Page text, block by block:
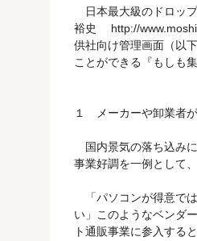
日本最大級のドロッ
裕史 http://
供社向け管理画面（以
ことができる『もしも
１ メーカーや卸業者
国内景気の落ち込み
事業好調を一例として
「パソコンが得意で
い」このようなベンダ
ト通販事業に参入する